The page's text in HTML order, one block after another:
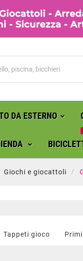
DA ESTERNO
Giochi e giocattoli
Tappeti gioco